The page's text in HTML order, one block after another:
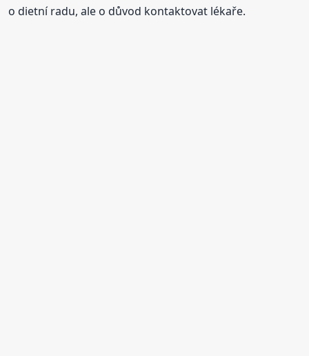
o dietní radu, ale o důvod kontaktovat lékaře.